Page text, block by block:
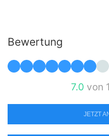
Bewertung
7.0 von
JETZT